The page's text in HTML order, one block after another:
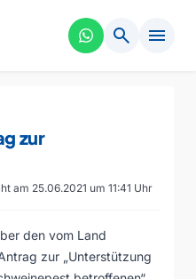
search menu
zur
am 25.06.2021 um 11:41 Uhr
den vom Land
zur „Unterstützung